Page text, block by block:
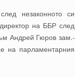
незаконното си
на ББР след
Андрей Гюров зам.-
на парламентарния